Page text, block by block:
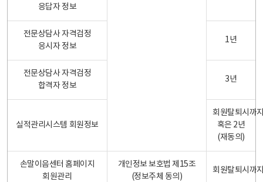
응답자 정보
전문상담사 자격검정
응시자 정보
1년
전문상담사 자격검정
합격자 정보
3년
실적관리시스템 회원정보
회원탈퇴시까
혹은 2년
(재동의)
손말이음센터 홈페이지
회원관리
개인정보 보호법 제15조
(정보주체 동의)
회원탈퇴시까